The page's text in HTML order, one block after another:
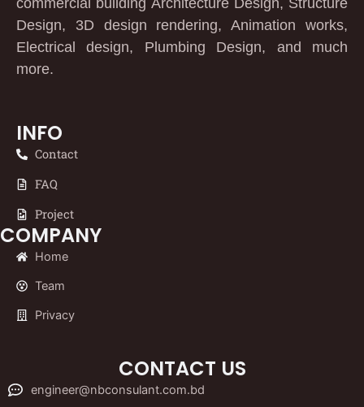
Design, 3D design rendering, Animation works,
Electrical design, Plumbing Design, and much
more.
INFO
Contact
FAQ
Project
COMPANY
Home
Team
Privacy
CONTACT US
engineer@nbconsulant.com.bd